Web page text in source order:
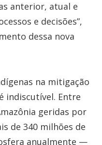
anterior, atual e
e decisões”,
dessa nova
na mitigação
indiscutível. Entre
geridas por
de 340 milhões de
anualmente —